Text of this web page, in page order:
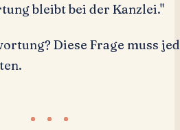
bleibt bei der Kanzlei."
Diese Frage muss